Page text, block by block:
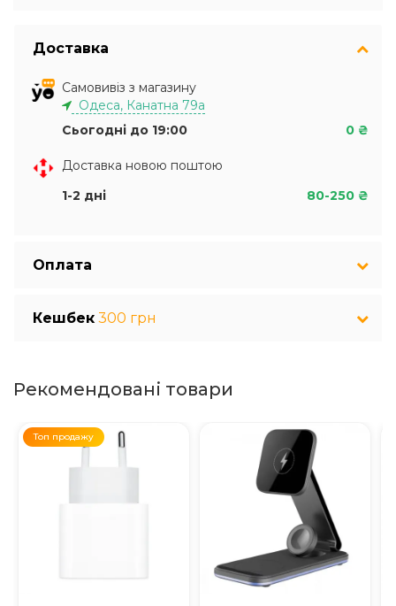
Доставка
Самовивіз з магазину
Одеса, Канатна 79а
Сьогодні до 19:00
0 ₴
Доставка новою поштою
1-2 дні
80-250 ₴
Оплата
Кешбек 300 грн
Рекомендовані товари
Топ продажу